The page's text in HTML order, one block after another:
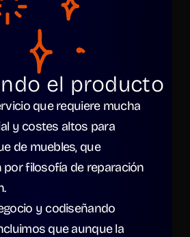
el producto
que requiere mucha
y costes altos para
de muebles, que
por filosofía de reparación
y codiseñando
que aunque la